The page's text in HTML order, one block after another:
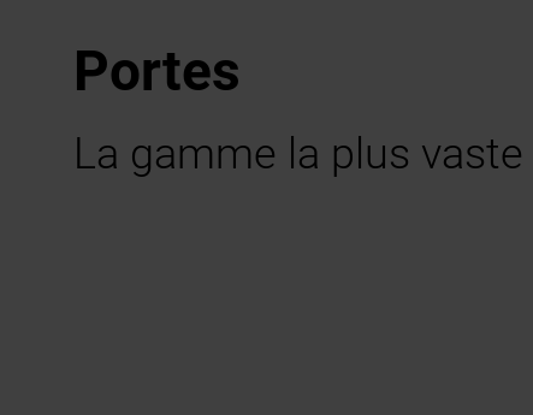
Portes
La gamme la plus vaste